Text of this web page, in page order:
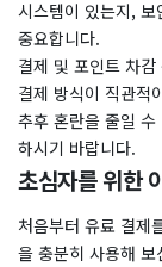
시스템이 있는지,
중요합니다.
결제 및 포인트 차감
결제 방식이 직관적
추후 혼란을 줄일
하시기 바랍니다.
초심자를 위한
처음부터 유료 결제
을 충분히 사용해